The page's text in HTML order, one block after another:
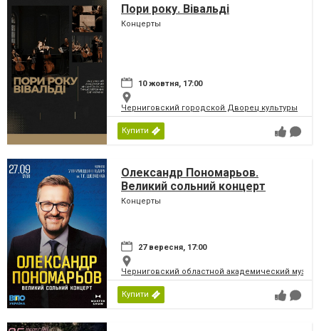
Пори року. Вівальді
Концерты
10 жовтня, 17:00
Черниговский городской Дворец культуры
Купити
Олександр Пономарьов.
Великий сольний концерт
Концерты
27 вересня, 17:00
Черниговский областной академический
Купити